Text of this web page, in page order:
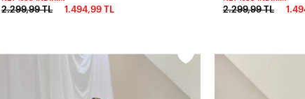
2.299,99 TL 1.494,99 TL 2.299,99 TL